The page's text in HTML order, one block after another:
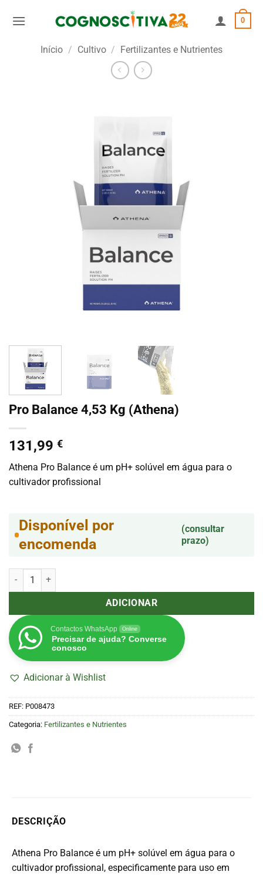
0
Início / Cultivo / Fertilizantes e Nutrientes
Pro Balance 4,53 Kg (Athena)
131,99 €
Athena Pro Balance é um pH+ solúvel em água para o
cultivador profissional
Disponível por
encomenda
(consultar
prazo)
Quantidade de Pro Balance 4,53 Kg (Athena)
ADICIONAR
Contactos WhatsApp Online
Precisar de ajuda? Converse
conosco
Adicionar à Wishlist
REF: P008473
Categoria: Fertilizantes e Nutrientes
DESCRIÇÃO
Athena Pro Balance é um pH+ solúvel em água para o
cultivador profissional, especificamente para uso em